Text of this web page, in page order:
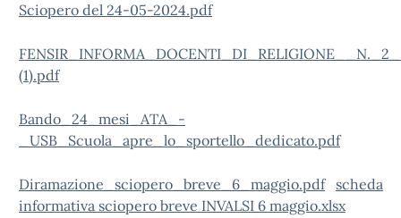
Sciopero del 24-05-2024.pdf
(1).pdf
Bando_24_mesi_ATA_-
_USB_Scuola_apre_lo_sportello_dedicato.pdf
Diramazione_sciopero_breve_6_maggio.pdf scheda
informativa sciopero breve INVALSI 6 maggio.xlsx